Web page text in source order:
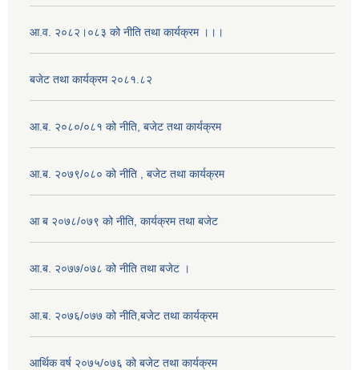
आ.व. २०८२।०८३ को नीति तथा कार्यक्रम ।।।
बजेट तथा कार्यक्रम २०८१.८२
आ.ब. २०८०/०८१ को नीति, बजेट तथा कार्यक्रम
आ.ब. २०७९/०८० को नीति , बजेट तथा कार्यक्रम
आ ब २०७८/०७९ को नीति, कार्यक्रम तथा बजेट
आ.ब. २०७७/०७८ को नीति तथा बजेट ।
आ.ब. २०७६/०७७ को नीति,बजेट तथा कार्यक्रम
आर्थिक वर्ष २०७५/०७६ को बजेट तथा कार्यक्रम